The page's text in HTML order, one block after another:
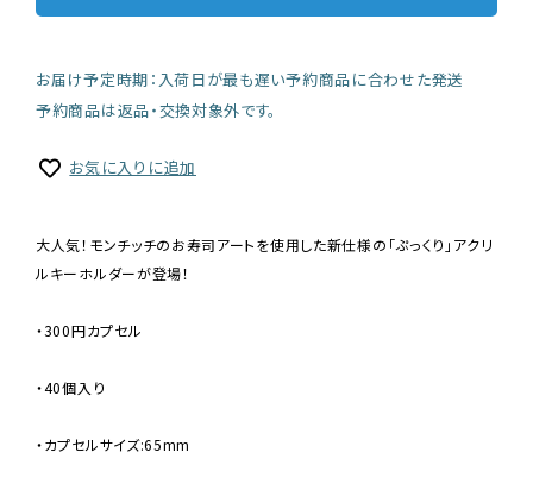
お届け予定時期：入荷日が最も遅い予約商品に合わせた発送
予約商品は返品・交換対象外です。
お気に入りに追加
大人気！モンチッチのお寿司アートを使用した新仕様の「ぷっくり」アクリ
ルキーホルダーが登場！
・300円カプセル
・40個入り
・カプセルサイズ:65mm